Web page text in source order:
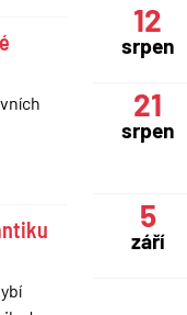
12
srpen
21
srpen
5
září